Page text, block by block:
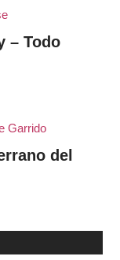
– Todo
del